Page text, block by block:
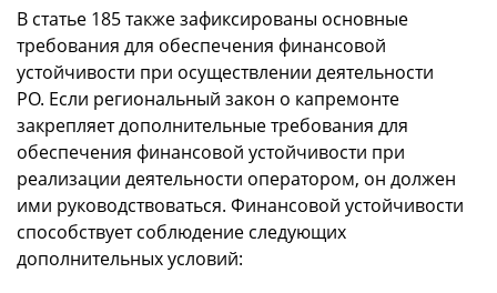
В статье 185 также зафиксированы основные
требования для обеспечения финансовой
устойчивости при осуществлении деятельности
РО. Если региональный закон о капремонте
закрепляет дополнительные требования для
обеспечения финансовой устойчивости при
реализации деятельности оператором, он должен
ими руководствоваться. Финансовой устойчивости
способствует соблюдение следующих
дополнительных условий: